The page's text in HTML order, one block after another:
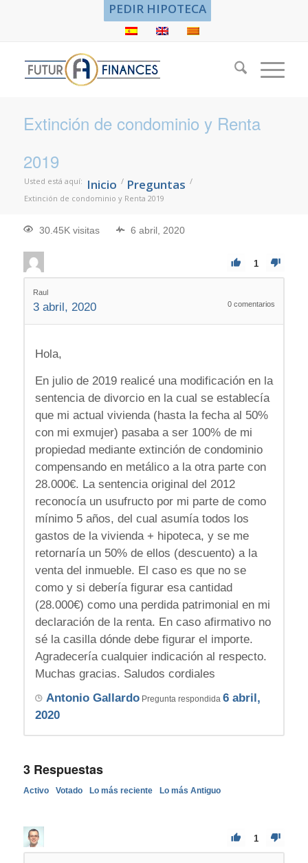
PEDIR HIPOTECA
Extinción de condominio y Renta
2019
Usted está aquí: Inicio / Preguntas /
Extinción de condominio y Renta 2019
30.45K visitas 6 abril, 2020
1
Raul
3 abril, 2020 0 comentarios
Hola,
En julio de 2019 realicé una modificación en la
sentencia de divorcio en la cual se establecía
que mi actual vivienda (hasta la fecha al 50%
con mi exmujer) pasaba a ser 100% de mi
propiedad mediante extinción de condominio
compensando en metálico a la otra parte con
28.000€. La sentencia original del 2012
reconocía un usufructo por mi parte de como
mínimo 5 años, del cual asumía todos los
gastos de la vivienda + hipoteca, y se me
retornaría un 50% de ellos (descuento) a la
venta del inmueble. El caso es que no se
como y si debería figurar esa cantidad
(28.000€) como una perdida patrimonial en mi
declaración de la renta. En caso afirmativo no
sé la casilla dónde debe figurar el importe.
Agradecería cualquier indicación al respecto.
Muchas gracias. Saludos cordiales
Antonio GallardoPregunta respondida 6 abril,
2020
3Respuestas
Activo Votado Lo más reciente Lo más Antiguo
1